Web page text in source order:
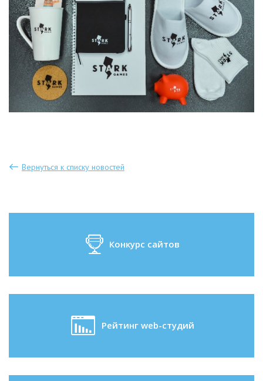
Вернуться к списку новостей
Конкурс сайтов
Рейтинг web-студий